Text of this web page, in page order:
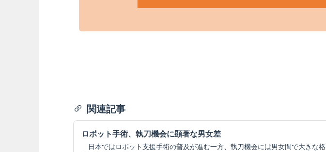
関連記事
ロボット手術、執刀機会に顕著な男女差
日本ではロボット支援手術の普及が進む一方、執刀機会には男女間で大きな格